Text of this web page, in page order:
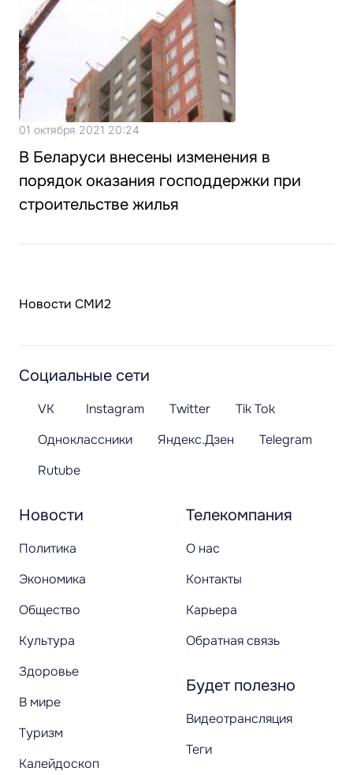
01 октября 2021 20:24
В Беларуси внесены изменения в
порядок оказания господдержки при
строительстве жилья
Новости СМИ2
Новости
Политика
Экономика
Общество
Культура
Здоровье
В мире
Туризм
Калейдоскоп
Телекомпания
О нас
Контакты
Карьера
Обратная связь
Будет полезно
Видеотрансляция
Теги
Социальные сети
VK Instagram Twitter
Tik Tok
Одноклассники
Яндекс.Дзен
Telegram
Rutube